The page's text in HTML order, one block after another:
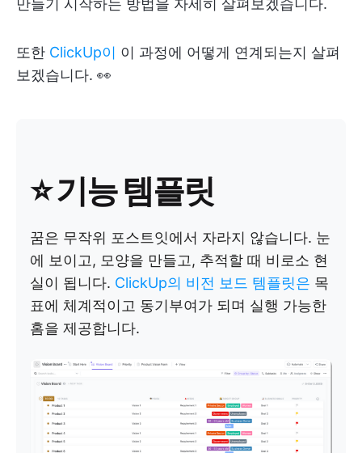
만들기 시작하는 방법을 자세히 살펴보겠습니다.
또한 ClickUp이 이 과정에 어떻게 연계되는지 살펴
보겠습니다. 👀
⭐ 기능 템플릿
꿈은 무작위 포스트잇에서 자라지 않습니다. 눈
에 보이고, 모양을 만들고, 추적할 때 비로소 현
실이 됩니다. ClickUp의 비전 보드 템플릿은 목
표에 체계적이고 동기부여가 되며 실행 가능한
홈을 제공합니다.